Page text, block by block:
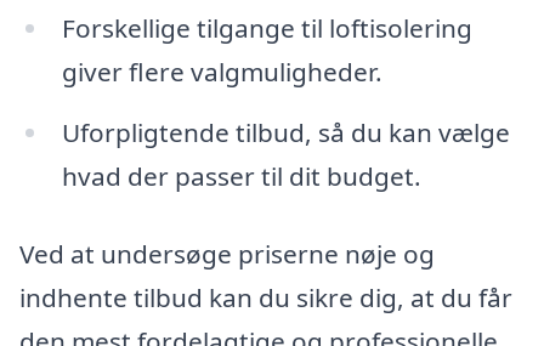
Forskellige tilgange til loftisolering
giver flere valgmuligheder.
Uforpligtende tilbud, så du kan vælge
hvad der passer til dit budget.
Ved at undersøge priserne nøje og
indhente tilbud kan du sikre dig, at du får